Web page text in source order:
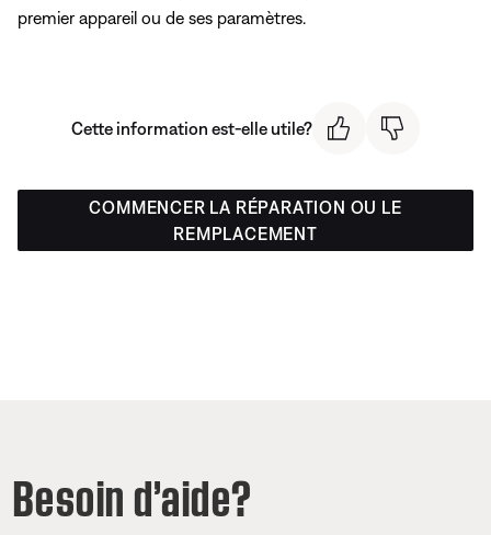
premier appareil ou de ses paramètres.
Cette information est-elle utile?
COMMENCER LA RÉPARATION OU LE
REMPLACEMENT
Besoin d’aide?